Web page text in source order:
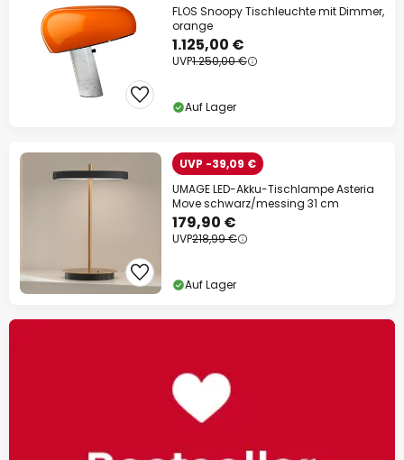
FLOS Snoopy Tischleuchte mit Dimmer,
orange
1.125,00 €
UVP1.250,00 €
Auf Lager
UVP -39,09 €
UMAGE LED-Akku-Tischlampe Asteria
Move schwarz/messing 31 cm
179,90 €
UVP218,99 €
Auf Lager